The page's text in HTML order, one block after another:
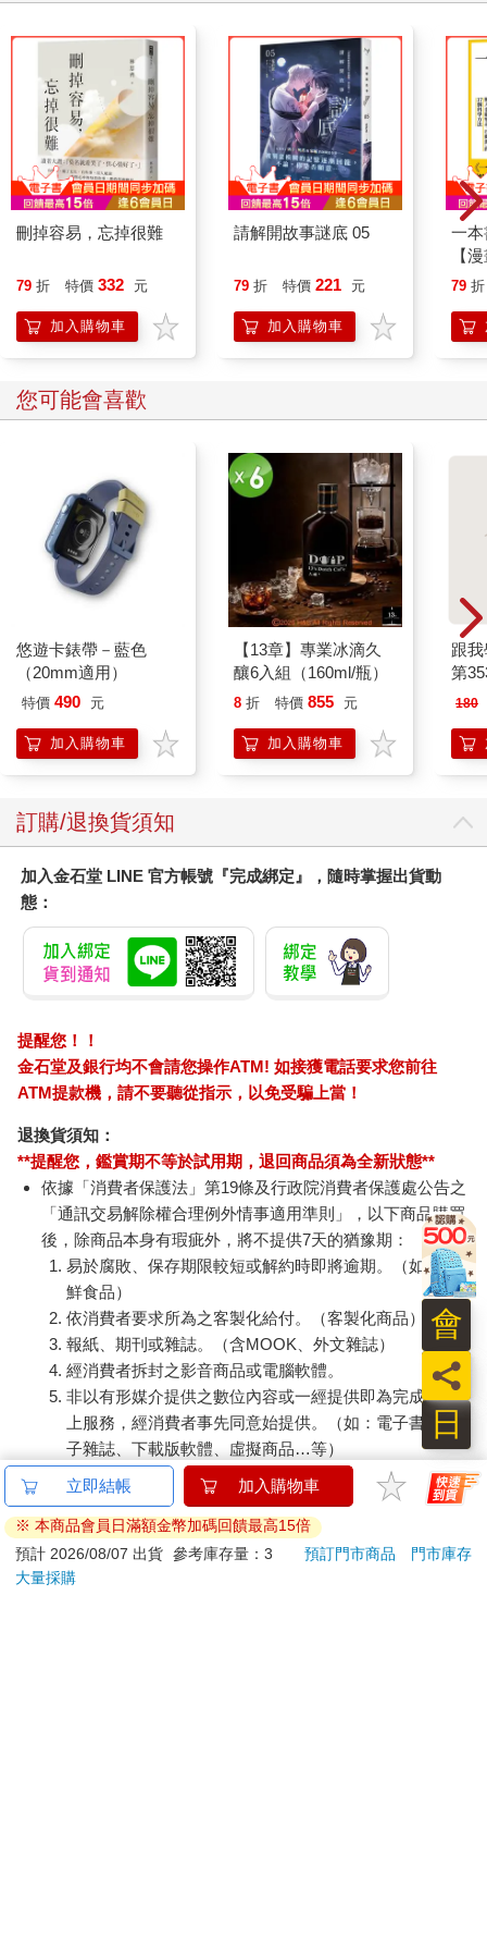
刪掉容易，忘掉很難
79 折 特價 332 元
加入購物車
請解開故事謎底 05
79 折 特價 221 元
加入購物車
一
【
行
「
學方
79 折
您可能會喜歡
悠遊卡錶帶－藍色
（20mm適用）
特價 490 元
加入購物車
【13章】專業冰滴久
釀6入組（160ml/瓶）
8 折 特價 855 元
加入購物車
跟
第
180
訂購/退換貨須知
加入金石堂 LINE 官方帳號『完成綁定』，隨時掌握出貨動
態：
提醒您！！
金石堂及銀行均不會請您操作ATM! 如接獲電話要求您前往
ATM提款機，請不要聽從指示，以免受騙上當！
退換貨須知：
**提醒您，鑑賞期不等於試用期，退回商品須為全新狀態**
依據「消費者保護法」第19條及行政院消費者保護處公告之
「通訊交易解除權合理例外情事適用準則」，以下商品購買
後，除商品本身有瑕疵外，將不提供7天的猶豫期：
易於腐敗、保存期限較短或解約時即將逾期。（如：生
鮮食品）
依消費者要求所為之客製化給付。（客製化商品）
報紙、期刊或雜誌。（含MOOK、外文雜誌）
經消費者拆封之影音商品或電腦軟體。
非以有形媒介提供之數位內容或一經提供即為完成之線
上服務，經消費者事先同意始提供。（如：電子書、電
子雜誌、下載版軟體、虛擬商品…等）
已拆封之個人衛生用品。（如：內衣褲、刮鬍刀、除毛
若非上列種類商品，均享有到貨7天的猶豫期（含例假
日）。
辦理退換貨時，商品（組合商品恕無法接受單獨退貨）必須
立即結帳 加入購物車
※ 本商品會員日滿額金幣加碼回饋最高15倍
預計 2026/08/07 出貨 參考庫存量：3 預訂門市商品
門市庫存
大量採購
日
員
會